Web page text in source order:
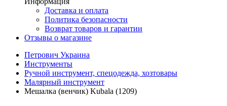
Доставка и оплата
Политика безопасности
Возврат товаров и гарантии
Отзывы о магазине
Петрович Украина
Инструменты
Ручной инструмент, спецодежда, хозтовары
Малярный инструмент
Мешалка (венчик) Kubala (1209)